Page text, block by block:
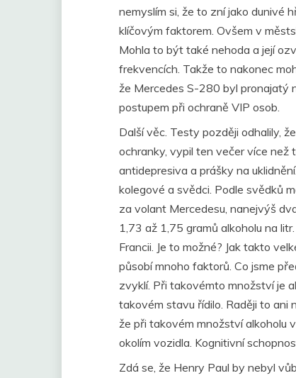
nemyslím si, že to zní jako dunivé
klíčovým faktorem. Ovšem v
Mohla to být také nehoda a její
frekvencích. Takže to nakonec
že Mercedes S-280 byl pronajatý
postupem při ochraně VIP osob.
Další věc. Testy později odhalily,
ochranky, vypil ten večer více než
antidepresiva a prášky na
kolegové a svědci. Podle svědků
za volant Mercedesu, nanejvýš
1,73 až 1,75 gramů alkoholu na
Francii. Je to možné? Jak takto
působí mnoho faktorů. Co jsme
zvyklí. Při takovémto množství je
takovém stavu řídilo. Raději to ani
že při takovém množství alkoholu
okolím vozidla. Kognitivní
Zdá se, že Henry Paul by nebyl